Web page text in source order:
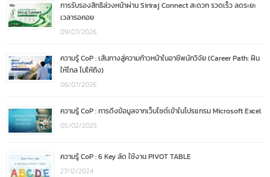
การรับรองสิทธิล่วงหน้าผ่าน Siriraj Connect สะดวก รวดเร็ว ลดระยะ
เวลารอคอย
09/07/2026
ความรู้ CoP : เส้นทางสู่ความก้าวหน้าในอาชีพนักวิจัย (Career Path: ฝัน
ให้ไกล ไปให้ถึง)
06/07/2026
ความรู้ CoP : การดึงข้อมูลจากเว็บไซต์เข้าในโปรแกรม Microsoft Excel
05/02/2025
ความรู้ CoP : 6 Key ลัด ใช้งาน PIVOT TABLE
27/12/2024